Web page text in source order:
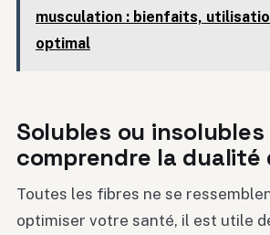
musculation : bienfaits,
optimal
Solubles ou insolubles
comprendre la dualité
Toutes les fibres ne se
optimiser votre santé, il est utile